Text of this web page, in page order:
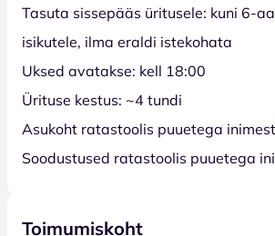
Tasuta sissepääs üritusele: kuni 6-
isikutele, ilma eraldi istekohata
Uksed avatakse: kell 18:00
Ürituse kestus: ~4 tundi
Asukoht ratastoolis puuetega
Soodustused ratastoolis puuetega
Toimumiskoht